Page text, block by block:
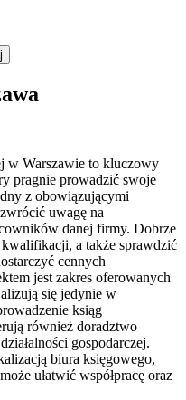
w Warszawie to kluczowy
pragnie prowadzić swoje
z obowiązującymi
uwagę na
danej firmy. Dobrze
a także sprawdzić
cennych
jest zakres oferowanych
się jedynie w
ksiąg
również doradztwo
gospodarczej.
biura księgowego,
ułatwić współpracę oraz